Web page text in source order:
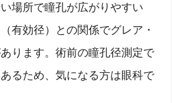
場所で瞳孔が広がりやすい
有効径）との関係でグレア・
ります。術前の瞳孔径測定で
るため、気になる方は眼科で